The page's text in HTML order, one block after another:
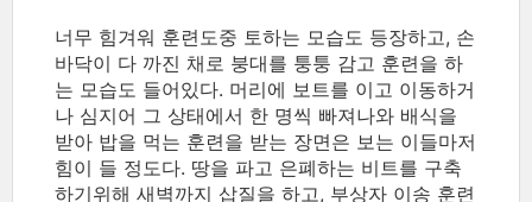
너무 힘겨워 훈련도중 토하는 모습도 등장하고, 손
바닥이 다 까진 채로 붕대를 퉁퉁 감고 훈련을 하
는 모습도 들어있다. 머리에 보트를 이고 이동하거
나 심지어 그 상태에서 한 명씩 빠져나와 배식을
받아 밥을 먹는 훈련을 받는 장면은 보는 이들마저
힘이 들 정도다. 땅을 파고 은폐하는 비트를 구축
하기위해 새벽까지 삽질을 하고, 부상자 이송 훈련